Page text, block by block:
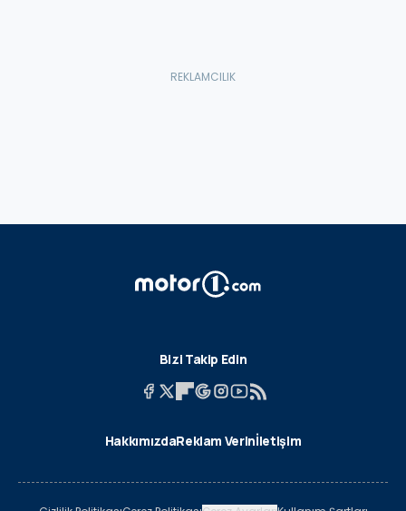
Bizi Takip Edin
HakkımızdaReklam Verinİletişim